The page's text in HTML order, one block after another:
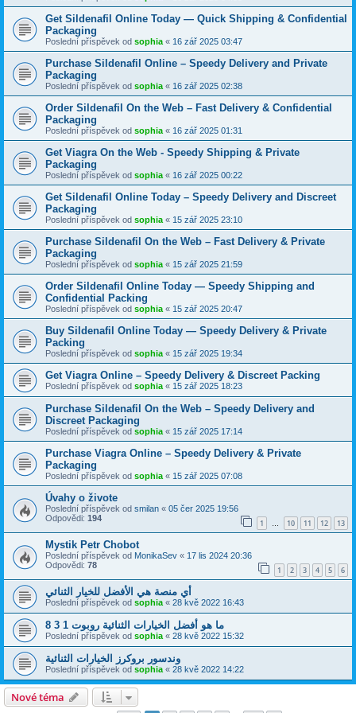
Get Sildenafil Online Today — Quick Shipping & Confidential
Packaging
Poslední příspěvek od sophia « 16 zář 2025 03:47
Purchase Sildenafil Online – Speedy Delivery and Private
Packaging
Poslední příspěvek od sophia « 16 zář 2025 02:38
Order Sildenafil On the Web – Fast Delivery & Confidential
Packaging
Poslední příspěvek od sophia « 16 zář 2025 01:31
Get Viagra On the Web - Speedy Shipping & Private
Packaging
Poslední příspěvek od sophia « 16 zář 2025 00:22
Get Sildenafil Online Today – Speedy Delivery and Discreet
Packaging
Poslední příspěvek od sophia « 15 zář 2025 23:10
Purchase Sildenafil On the Web – Fast Delivery & Private
Packaging
Poslední příspěvek od sophia « 15 zář 2025 21:59
Order Sildenafil Online Today — Speedy Shipping and
Confidential Packing
Poslední příspěvek od sophia « 15 zář 2025 20:47
Buy Sildenafil Online Today — Speedy Delivery & Private
Packing
Poslední příspěvek od sophia « 15 zář 2025 19:34
Get Viagra Online – Speedy Delivery & Discreet Packing
Poslední příspěvek od sophia « 15 zář 2025 18:23
Purchase Sildenafil On the Web – Speedy Delivery and
Discreet Packaging
Poslední příspěvek od sophia « 15 zář 2025 17:14
Purchase Viagra Online – Speedy Delivery & Private
Packaging
Poslední příspěvek od sophia « 15 zář 2025 07:08
Úvahy o živote
Poslední příspěvek od smilan « 05 čer 2025 19:56
Odpovědi: 194 1 … 10 11 12 13
Mystik Petr Chobot
Poslední příspěvek od MonikaSev « 17 lis 2024 20:36
Odpovědi: 78 1 2 3 4 5 6
أي منصة هي الأفضل للخيار الثنائي
Poslední příspěvek od sophia « 28 kvě 2022 16:43
ما هو أفضل الخيارات الثنائية روبوت 1 3 8
Poslední příspěvek od sophia « 28 kvě 2022 15:32
وندسور بروكرز الخيارات الثنائية
Poslední příspěvek od sophia « 28 kvě 2022 14:22
Nové téma